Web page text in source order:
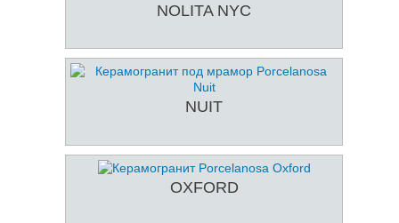
NOLITA NYC
NUIT
OXFORD